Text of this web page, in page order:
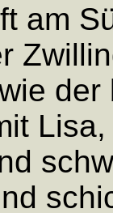
am